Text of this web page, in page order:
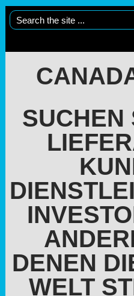
SUCHEN
DENEN
WELT